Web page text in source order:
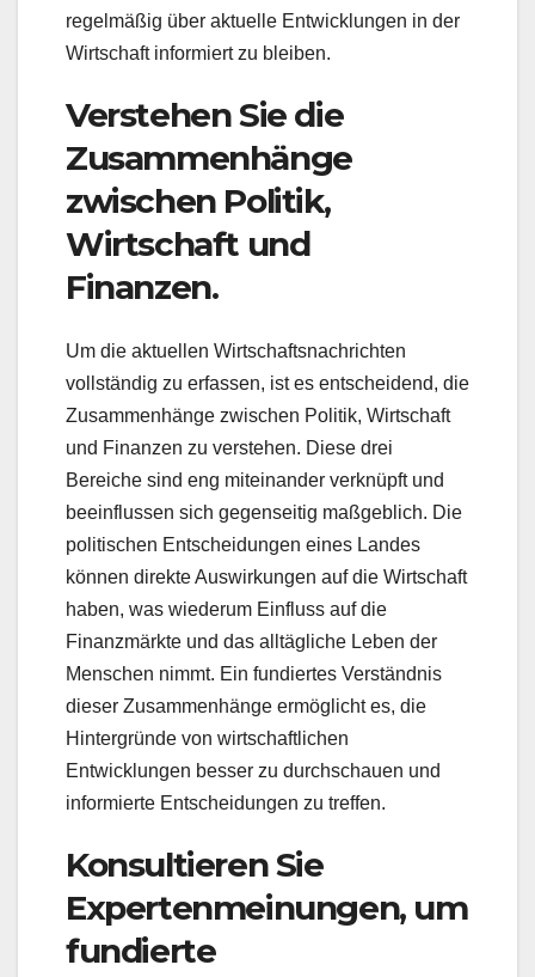
regelmäßig über aktuelle Entwicklungen in der
Wirtschaft informiert zu bleiben.
Verstehen Sie die
Zusammenhänge
zwischen Politik,
Wirtschaft und
Finanzen.
Um die aktuellen Wirtschaftsnachrichten
vollständig zu erfassen, ist es entscheidend, die
Zusammenhänge zwischen Politik, Wirtschaft
und Finanzen zu verstehen. Diese drei
Bereiche sind eng miteinander verknüpft und
beeinflussen sich gegenseitig maßgeblich. Die
politischen Entscheidungen eines Landes
können direkte Auswirkungen auf die Wirtschaft
haben, was wiederum Einfluss auf die
Finanzmärkte und das alltägliche Leben der
Menschen nimmt. Ein fundiertes Verständnis
dieser Zusammenhänge ermöglicht es, die
Hintergründe von wirtschaftlichen
Entwicklungen besser zu durchschauen und
informierte Entscheidungen zu treffen.
Konsultieren Sie
Expertenmeinungen, um
fundierte